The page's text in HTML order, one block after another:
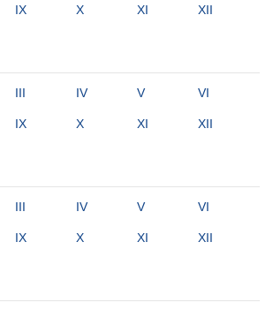
IX X XI XII
III IV V VI
IX X XI XII
III IV V VI
IX X XI XII